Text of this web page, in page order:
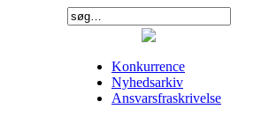
Konkurrence
Nyhedsarkiv
Ansvarsfraskrivelse